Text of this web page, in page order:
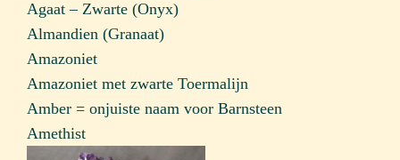
Agaat – Zwarte (Onyx)
Almandien (Granaat)
Amazoniet
Amazoniet met zwarte Toermalijn
Amber = onjuiste naam voor Barnsteen
Amethist